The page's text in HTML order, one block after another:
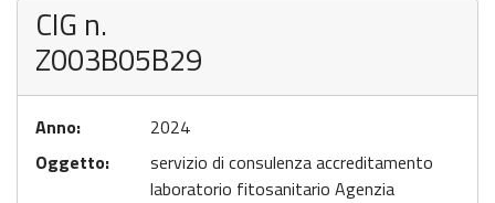
CIG n.
Z003B05B29
Anno:
2024
Oggetto:
servizio di consulenza accreditamento
laboratorio fitosanitario Agenzia